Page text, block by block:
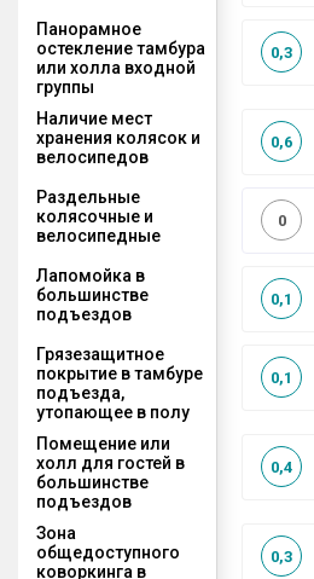
Панорамное
остекление тамбура
или холла входной
группы
0,3
Наличие мест
хранения колясок и
велосипедов
0,6
Раздельные
колясочные и
велосипедные
0
Лапомойка в
большинстве
подъездов
0,1
Грязезащитное
покрытие в тамбуре
подъезда,
утопающее в полу
0,1
Помещение или
холл для гостей в
большинстве
подъездов
0,4
Зона
общедоступного
коворкинга в
0,3